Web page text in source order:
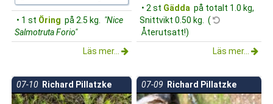
• 1 st Öring på 2.5 kg.
"Nice
Salmotruta Forio"
Läs mer...
• 2 st Gädda på totalt 1.0 kg,
Snittvikt 0.50 kg. (
Återutsatt!)
Läs mer...
07-10 Richard Pillatzke 07-09 Richard Pillatzke